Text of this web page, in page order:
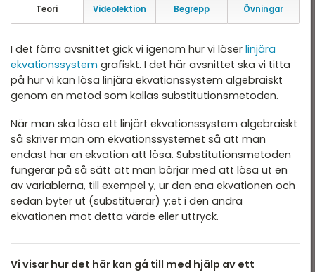
Teori Video­lektion Begrepp Övningar
I det förra avsnittet gick vi igenom hur vi löser linjära
ekvationssystem grafiskt. I det här avsnittet ska vi titta
på hur vi kan lösa linjära ekvationssystem algebraiskt
genom en metod som kallas substitutionsmetoden.
När man ska lösa ett linjärt ekvationssystem algebraiskt
så skriver man om ekvationssystemet så att man
endast har en ekvation att lösa. Substitutionsmetoden
fungerar på så sätt att man börjar med att lösa ut en
av variablerna, till exempel y, ur den ena ekvationen och
sedan byter ut (substituerar) y:et i den andra
ekvationen mot detta värde eller uttryck.
Vi visar hur det här kan gå till med hjälp av ett
Algebra
Funktioner och grafer
Linjära ekvationssystem
Logik och geometri
Logaritmer
Statistik
Nationella prov
4
5
HÖGSKOLEPROV
MATTE PÅ LÄTT SV
KUL MED MATTE